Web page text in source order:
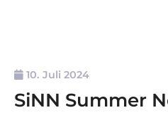
10. Juli 2024
SiNN Summer